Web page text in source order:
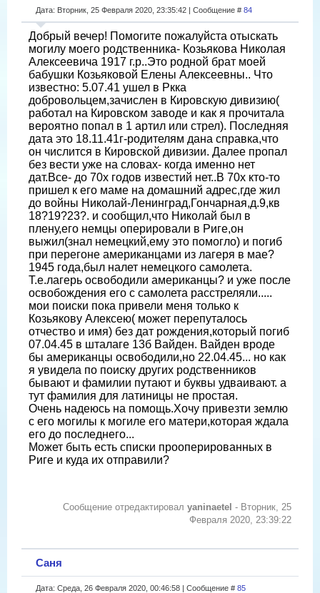
Дата: Вторник, 25 Февраля 2020, 23:35:42 | Сообщение # 84
Добрый вечер! Помогите пожалуйста отыскать
могилу моего родственника- Козьякова Николая
Алексеевича 1917 г.р..Это родной брат моей
бабушки Козьяковой Елены Алексеевны.. Что
известно: 5.07.41 ушел в Ркка
добровольцем,зачислен в Кировскую дивизию(
работал на Кировском заводе и как я прочитала
вероятно попал в 1 артил или стрел). Последняя
дата это 18.11.41г-родителям дана справка,что
он числится в Кировской дивизии. Далее пропал
без вести уже на словах- когда именно нет
дат.Все- до 70х годов известий нет..В 70х кто-то
пришел к его маме на домашний адрес,где жил
до войны Николай-Ленинград,Гончарная,д.9,кв
18?19?23?. и сообщил,что Николай был в
плену,его немцы оперировали в Риге,он
выжил(знал немецкий,ему это помогло) и погиб
при перегоне американцами из лагеря в мае?
1945 года,был налет немецкого самолета.
Т.е.лагерь освободили американцы? и уже после
освобождения его с самолета расстреляли.....
мои поиски пока привели меня только к
Козьякову Алексею( может перепуталось
отчество и имя) без дат рождения,который погиб
07.04.45 в шталаге 13б Вайден. Вайден вроде
бы американцы освободили,но 22.04.45... но как
я увидела по поиску других родственников
бывают и фамилии путают и буквы удваивают. а
тут фамилия для латиницы не простая.
Очень надеюсь на помощь.Хочу привезти землю
с его могилы к могиле его матери,которая ждала
его до последнего...
Может быть есть списки прооперированных в
Риге и куда их отправили?
Сообщение отредактировал yaninaetel - Вторник, 25
Февраля 2020, 23:39:22
Саня
Дата: Среда, 26 Февраля 2020, 00:46:58 | Сообщение # 85